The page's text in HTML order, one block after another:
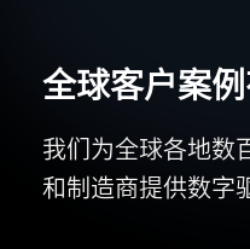
全球客户案
我们为全球各地数
和制造商提供数字